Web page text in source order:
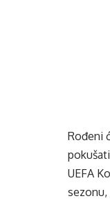
Rođeni
UEFA
sezonu,